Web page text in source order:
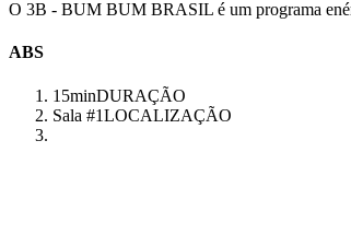
O 3B - BUM BUM BRASIL é um programa
ABS
15minDURAÇÃO
Sala #1LOCALIZAÇÃO